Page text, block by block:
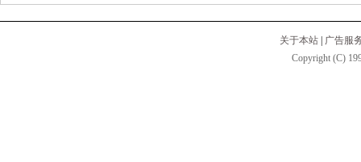
关于本站
广告服
Copyright (C)